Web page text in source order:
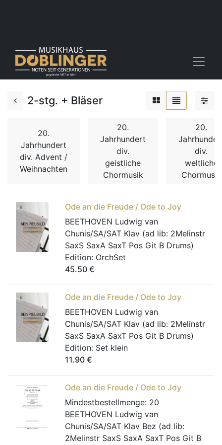
2-stg. + Bläser
20.
Jahrhundert
div. Advent /
Weihnachten
20.
Jahrhundert
div.
geistliche
Chormusik
20.
div.
weltliche
Chormusik
Ode an die Freude / Ode to Joy
BEETHOVEN Ludwig van
Chunis/SA/SAT Klav (ad lib: 2Melinstr
SaxS SaxA SaxT Pos Git B Drums)
Edition: OrchSet
45.50 €
Ode an die Freude / Ode to Joy
BEETHOVEN Ludwig van
Chunis/SA/SAT Klav (ad lib: 2Melinstr
SaxS SaxA SaxT Pos Git B Drums)
Edition: Set klein
11.90 €
Ode an die Freude / Ode to Joy
Mindestbestellmenge: 20
BEETHOVEN Ludwig van
Chunis/SA/SAT Klav Bez (ad lib:
2Melinstr SaxS SaxA SaxT Pos Git B